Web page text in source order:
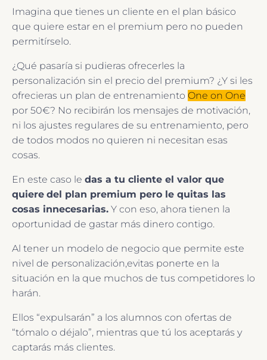
Imagina que tienes un cliente en el plan básico
que quiere estar en el premium pero no pueden
permitírselo.
¿Qué pasaría si pudieras ofrecerles la
personalización sin el precio del premium? ¿Y si les
ofrecieras un plan de entrenamiento One on One
por 50€? No recibirán los mensajes de motivación,
ni los ajustes regulares de su entrenamiento, pero
de todos modos no quieren ni necesitan esas
cosas.
En este caso le das a tu cliente el valor que
quiere del plan premium pero le quitas las
cosas innecesarias. Y con eso, ahora tienen la
oportunidad de gastar más dinero contigo.
Al tener un modelo de negocio que permite este
nivel de personalización,evitas ponerte en la
situación en la que muchos de tus competidores lo
harán.
Ellos “expulsarán” a los alumnos con ofertas de
“tómalo o déjalo”, mientras que tú los aceptarás y
captarás más clientes.